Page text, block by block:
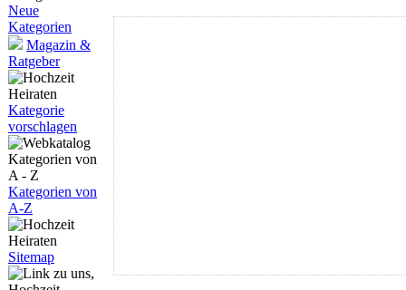
Neue
Kategorien
Magazin &
Ratgeber
Kategorie
vorschlagen
Kategorien von
A-Z
Sitemap